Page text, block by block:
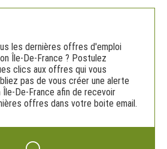
les dernières offres d'emploi
Île-De-France ? Postulez
clics aux offres qui vous
pas de vous créer une alerte
Île-De-France afin de recevoir
offres dans votre boite email.